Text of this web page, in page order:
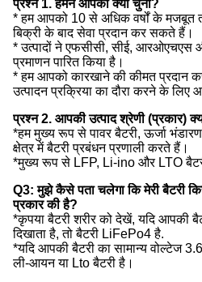
प्रश्न 1. हमने आपको क्यों चुना?
* हम आपको 10 से अधिक वर्षों के
बिक्री के बाद सेवा प्रदान कर सकते हैं।
* उत्पादों ने एफसीसी, सीई, आरओएचएस
प्रमाणन पारित किया है।
* हम आपको कारखाने की कीमत प्रदान
उत्पादन प्रक्रिया का दौरा करने के लिए
प्रश्न 2. आपकी उत्पाद श्रेणी (प्रकार)
*हम मुख्य रूप से पावर बैटरी, ऊर्जा
क्षेत्र में बैटरी प्रबंधन प्रणाली करते हैं।
*मुख्य रूप से LFP, Li-ino और LTO
Q3: मुझे कैसे पता चलेगा कि मेरी बैटरी
प्रकार की है?
*कृपया बैटरी शरीर को देखें, यदि आपकी
दिखाता है, तो बैटरी LiFePo4 है.
*यदि आपकी बैटरी का सामान्य वोल्टेज
ली-आयन या Lto बैटरी है।